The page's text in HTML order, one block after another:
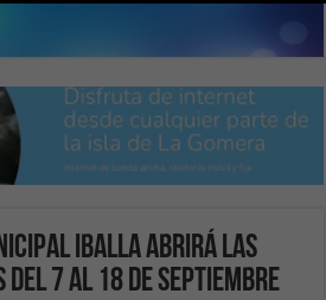
Iballa abrirá las
7 al 18 de septiembre